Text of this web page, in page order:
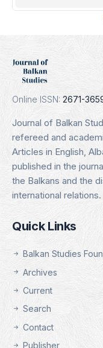
Online ISSN: 2671-
Journal of Balkan
refereed and
Articles in English,
published in the
the Balkans and the
international relations.
Quick Links
Balkan Studies
Archives
Current
Search
Contact
Publisher